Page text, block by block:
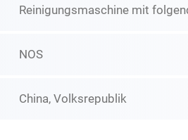
Reinigungsmaschine mit
NOS
China, Volksrepublik